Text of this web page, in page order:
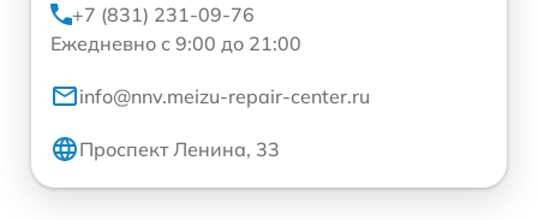
+7 (831) 231-09-76
Ежедневно с 9:00 до 21:00
info@nnv.meizu-repair-center.ru
Проспект Ленина, 33